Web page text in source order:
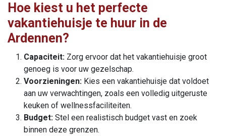
Hoe kiest u het perfecte
vakantiehuisje te huur in de
Ardennen?
Capaciteit: Zorg ervoor dat het vakantiehuisje groot
genoeg is voor uw gezelschap.
Voorzieningen: Kies een vakantiehuisje dat voldoet
aan uw verwachtingen, zoals een volledig uitgeruste
keuken of wellnessfaciliteiten.
Budget: Stel een realistisch budget vast en zoek
binnen deze grenzen.